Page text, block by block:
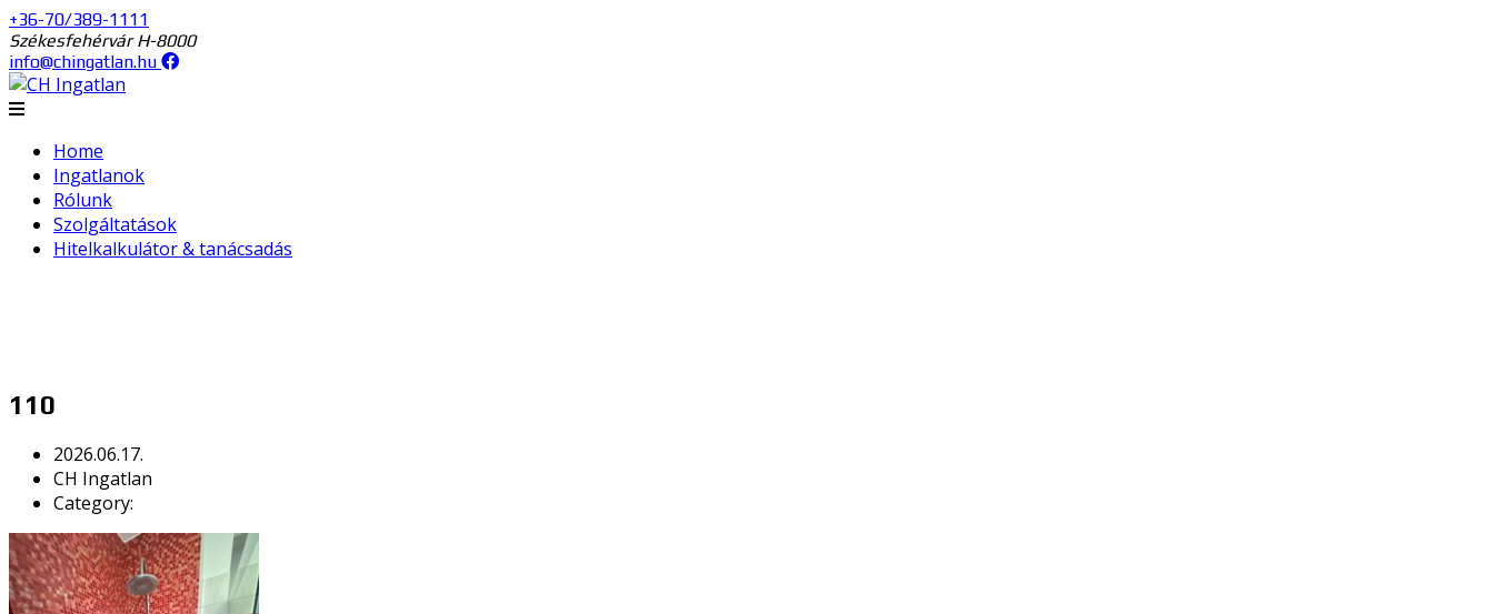
+36-70/389-1111
Székesfehérvár H-8000
info@chingatlan.hu
Home
Ingatlanok
Rólunk
Szolgáltatások
Hitelkalkulátor & tanácsadás
110
2026.06.17.
CH Ingatlan
Category: